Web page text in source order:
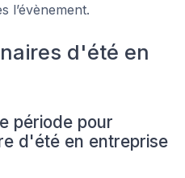
l’évènement.
d'été en
période pour
d'été en entreprise